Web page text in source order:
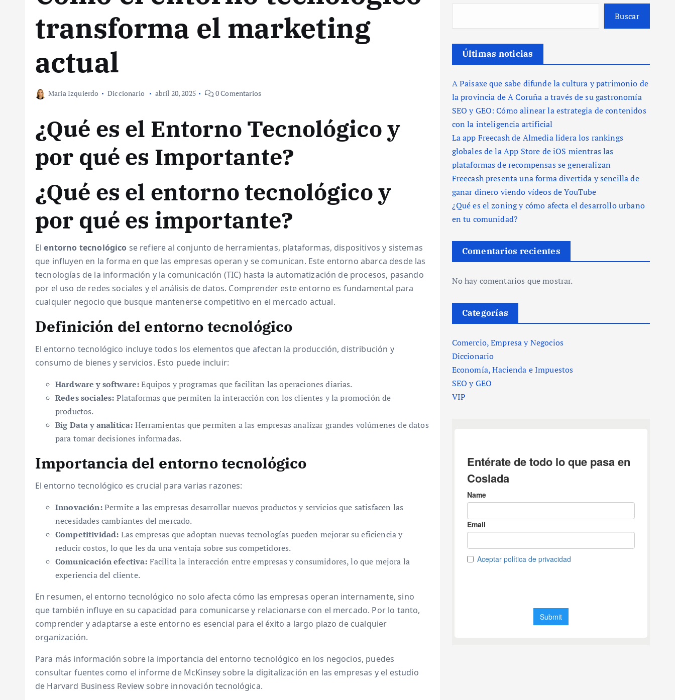
transforma el marketing
actual
Maria Izquierdo Diccionario abril 20, 2025 0 Comentarios
¿Qué es el Entorno Tecnológico y
por qué es Importante?
¿Qué es el entorno tecnológico y
por qué es importante?
Elentorno tecnológico se refiere al conjunto de herramientas, plataformas, dispositivos y sistemas
que influyen en la forma en que las empresas operan y se comunican. Este entorno abarca desde las
tecnologías de la información y la comunicación (TIC) hasta la automatización de procesos, pasando
por el uso de redes sociales y el análisis de datos. Comprender este entorno es fundamental para
cualquier negocio que busque mantenerse competitivo en el mercado actual.
Definición del entorno tecnológico
El entorno tecnológico incluye todos los elementos que afectan la producción, distribución y
consumo de bienes y servicios. Esto puede incluir:
Hardware y software:Equipos y programas que facilitan las operaciones diarias.
Redes sociales: Plataformas que permiten la interacción con los clientes y la promoción de
productos.
Big Data y analítica: Herramientas que permiten a las empresas analizar grandes volúmenes de datos
para tomar decisiones informadas.
Importancia del entorno tecnológico
El entorno tecnológico es crucial para varias razones:
Innovación:Permite a las empresas desarrollar nuevos productos y servicios que satisfacen las
necesidades cambiantes del mercado.
Competitividad: Las empresas que adoptan nuevas tecnologías pueden mejorar su eficiencia y
reducir costos, lo que les da una ventaja sobre sus competidores.
Comunicación efectiva: Facilita la interacción entre empresas y consumidores, lo que mejora la
experiencia del cliente.
En resumen, el entorno tecnológico no solo afecta cómo las empresas operan internamente, sino
que también influye en su capacidad para comunicarse y relacionarse con el mercado. Por lo tanto,
comprender y adaptarse a este entorno es esencial para el éxito a largo plazo de cualquier
organización.
Para más información sobre la importancia del entorno tecnológico en los negocios, puedes
consultar fuentes como el informe de McKinsey sobre la digitalización en las empresas y el estudio
de Harvard Business Review sobre innovación tecnológica.
Buscar
Últimas noticias
A Paisaxe que sabe difunde la cultura y patrimonio de
la provincia de A Coruña a través de su gastronomía
SEO y GEO: Cómo alinear la estrategia de contenidos
con la inteligencia artificial
La app Freecash de Almedia lidera los rankings
globales de la App Store de iOS mientras las
plataformas de recompensas se generalizan
Freecash presenta una forma divertida y sencilla de
ganar dinero viendo vídeos de YouTube
¿Qué es el zoning y cómo afecta el desarrollo urbano
en tu comunidad?
Comentarios recientes
No hay comentarios que mostrar.
Categorías
Comercio, Empresa y Negocios
Diccionario
Economía, Hacienda e Impuestos
SEO y GEO
VIP